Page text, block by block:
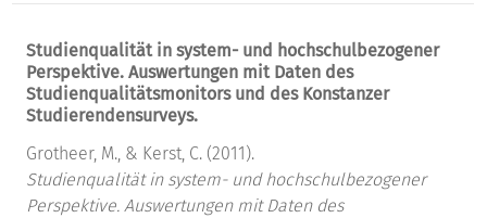
Studienqualität in system- und hochschulbezogener
Perspektive. Auswertungen mit Daten des
Studienqualitätsmonitors und des Konstanzer
Studierendensurveys.
Grotheer, M., & Kerst, C. (2011).
Studienqualität in system- und hochschulbezogener
Perspektive. Auswertungen mit Daten des